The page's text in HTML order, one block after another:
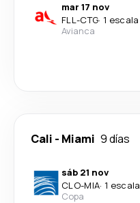
mar 17 nov
FLL-CTG· 1 escala
Avianca
Cali - Miami 9 días
sáb 21 nov
CLO-MIA· 1 escala
Copa